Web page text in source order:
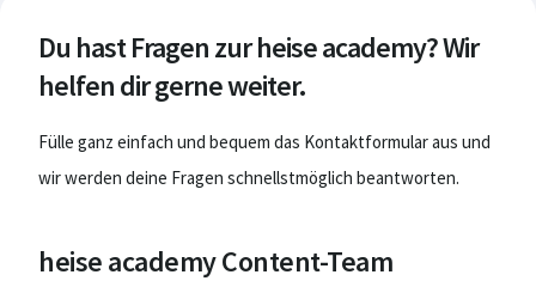
Du hast Fragen zur heise academy? Wir
helfen dir gerne weiter.
Fülle ganz einfach und bequem das Kontaktformular aus und
wir werden deine Fragen schnellstmöglich beantworten.
heise academy Content-Team